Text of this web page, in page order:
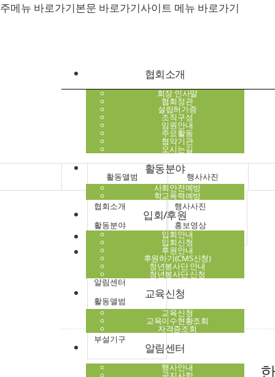
주메뉴 바로가기본문 바로가기사이트 메뉴 바로가기
협회소개
회장 인사말
협회정관
설립허가증
조직구성
임원안내
주요활동
협약기관
오시는길
활동분야
사회안전예방
학교폭력예방
입회/후원
입회안내
입회신청
후원안내
후원하기(CMS신청)
청년봉사단 안내
청년봉사단 신청
교육신청
교육신청
교육이수현황조회
자격증조회
알림센터
행사안내
활동앨범
협회소개
활동분야
입회/후원
교육신청
알림센터
활동앨범
한국안전1번지
부설기구
행사사진
행사사진
홍보영상
행사사진
홍보영상